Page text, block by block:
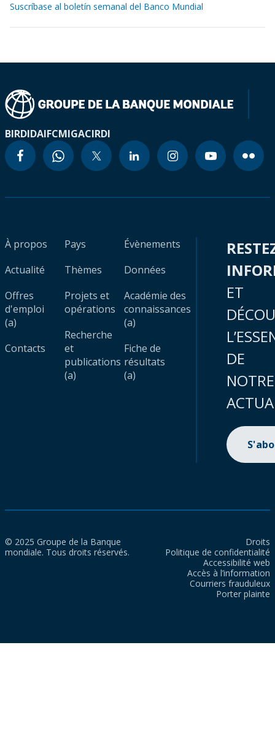
Suscríbase al boletín semanal del Banco Mundial
BIRDIDAIFCMIGACIRDI
À propos
Actualité
Offres
d'emploi
(a)
Contacts
Pays
Thèmes
Projets et
opérations
Recherche
et
publications
(a)
Évènements
Données
Académie des
connaissances
(a)
Fiche de
résultats
(a)
ET
DE
NOTRE
© 2025 Groupe de la Banque
mondiale. Tous droits réservés.
Droits
Politique de confidentialité
Accessibilité web
Accès à l’information
Courriers frauduleux
Porter plainte